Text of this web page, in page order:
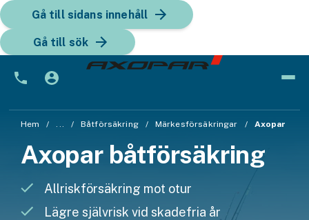
Gå till sidans innehåll
Gå till sök
Bil
Bilförsäkring
Bilförsäkring för företag
Fordon
Hem ... Båtförsäkring Märkesförsäkringar Axopar
Axopar båtförsäkring
Allrisk­försäkring mot otur
Lägre självrisk vid skadefria år